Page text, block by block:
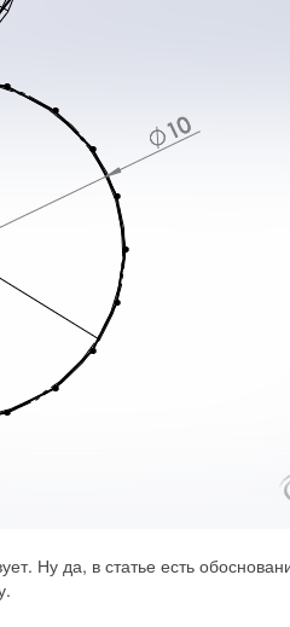
Ну да, в статье есть